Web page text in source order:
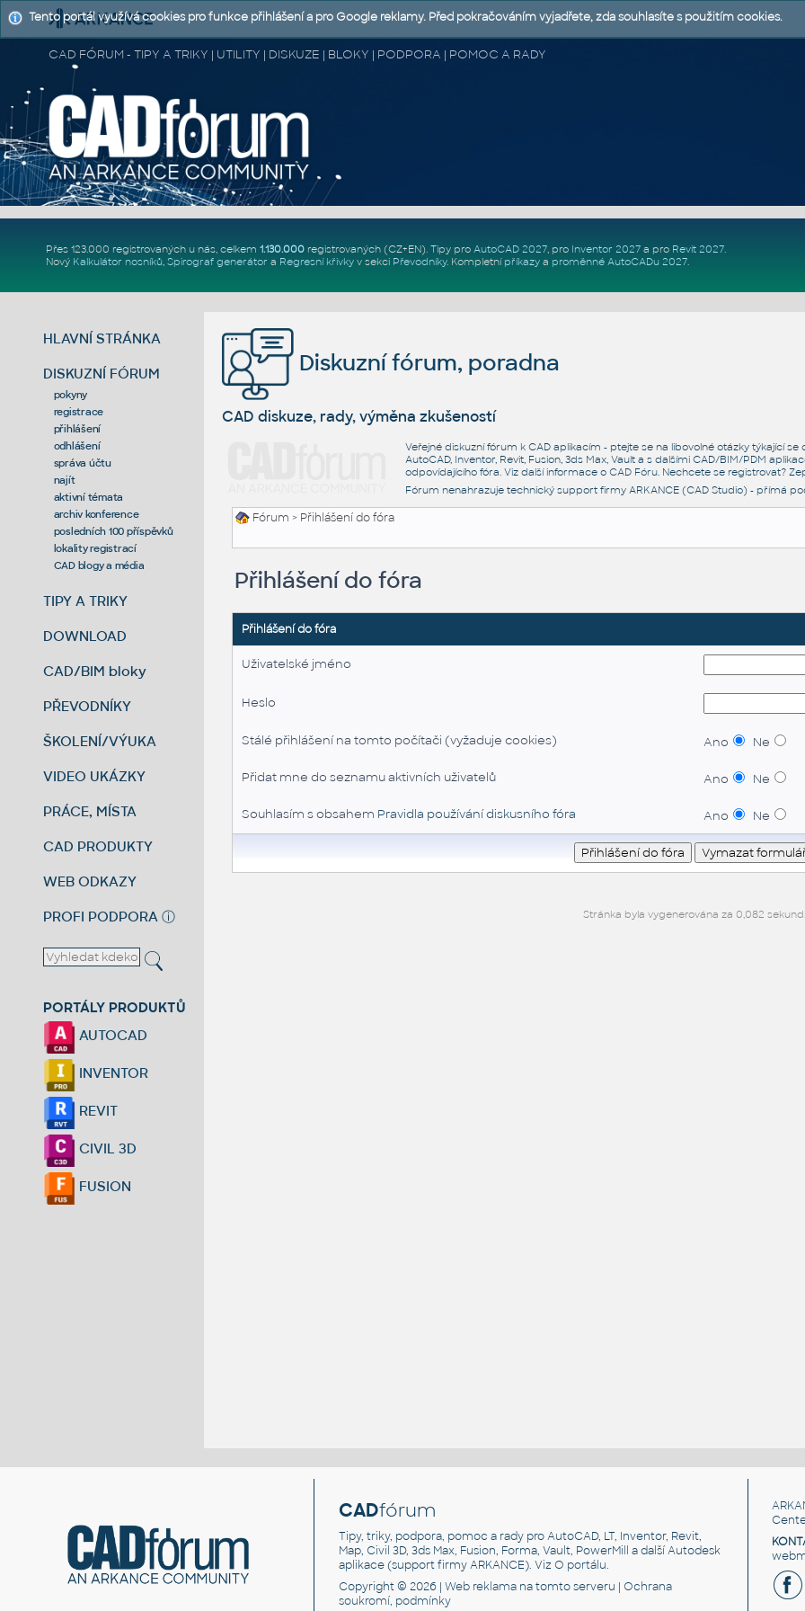
CAD FÓRUM - TIPY A TRIKY | UTILITY | DISKUZE | BLOKY | PODPORA | POMOC A RADY
Přes 123.000 registrovaných u nás, celkem 1.130.000registrovaných (CZ+EN). Tipy pro AutoCAD 2027, pro Inventor 2027a pro Revit 2027.
Nový Kalkulátor nosníků, Spirograf generátor a Regresní křivkyv sekci Převodníky. Kompletní příkazya proměnné AutoCADu 2027.
HLAVNÍ STRÁNKA
DISKUZNÍ FÓRUM
pokyny
registrace
přihlášení
odhlášení
správa účtu
najít
aktivní témata
archiv konference
posledních 100 příspěvků
lokality registrací
CAD blogy a média
TIPY A TRIKY
DOWNLOAD
CAD/BIM bloky
PŘEVODNÍKY
ŠKOLENÍ/VÝUKA
VIDEO UKÁZKY
PRÁCE, MÍSTA
CAD PRODUKTY
WEB ODKAZY
PROFI PODPORA ⓘ
PORTÁLY PRODUKTŮ
AUTOCAD
INVENTOR
REVIT
CIVIL 3D
FUSION
Diskuzní fórum, poradna
CAD diskuze, rady, výměna zkušeností
Veřejné diskuzní fórum k CAD aplikacím - ptejte se na libovolné otázky týkající
AutoCAD, Inventor, Revit, Fusion, 3ds Max, Vault a s dalšími CAD/BIM/PDM
odpovídajícího fóra. Viz další informace o CAD Fóru. Nechcete se registrovat?
Fórum nenahrazuje technický support firmy ARKANCE (CAD Studio) - přímá
Fórum > Přihlášení do fóra
Přihlášení do fóra
Přihlášení do fóra
Uživatelské jméno
Heslo
Stálé přihlášení na tomto počítači (vyžaduje cookies) Ano Ne
Přidat mne do seznamu aktivních uživatelů Ano Ne
Souhlasím s obsahem Pravidla používání diskusního fóra Ano Ne
Stránka byla vygenerována za 0,082 sekund.
CADfórum
Tipy, triky, podpora, pomoc a rady pro AutoCAD, LT, Inventor, Revit,
Map, Civil 3D, 3ds Max, Fusion, Forma, Vault, PowerMill a další Autodesk
aplikace (support firmy ARKANCE). VizO portálu.
Copyright © 2026 |Web reklama na tomto serveru |Ochrana
soukromí, podmínky
Tento portál využívá cookies pro funkce přihlášení a pro Google reklamy. Před pokračováním vyjadřete, zda souhlasíte s použitím cookies.